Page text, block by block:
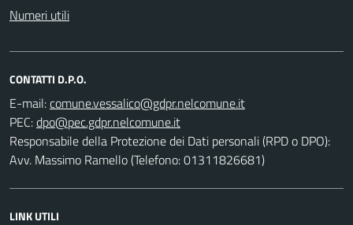
Numeri utili
CONTATTI D.P.O.
E-mail:
PEC:
Responsabile della Protezione dei Dati personali (RPD o DPO):
Avv. Massimo Ramello (Telefono: 01311826681)
LINK UTILI